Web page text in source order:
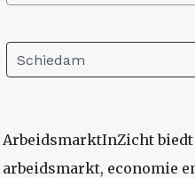
Schiedam
ArbeidsmarktInZicht biedt
arbeidsmarkt, economie